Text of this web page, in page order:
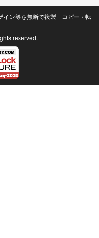
イン等を無断で複製・コピー・転
reserved.